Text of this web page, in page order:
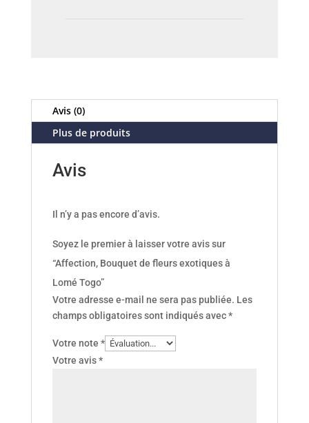
Avis (0)
Plus de produits
Avis
Il n’y a pas encore d’avis.
Soyez le premier à laisser votre avis sur
“Affection, Bouquet de fleurs exotiques à
Lomé Togo”
Votre adresse e-mail ne sera pas publiée. Les
champs obligatoires sont indiqués avec*
Votre note *
Votre avis*